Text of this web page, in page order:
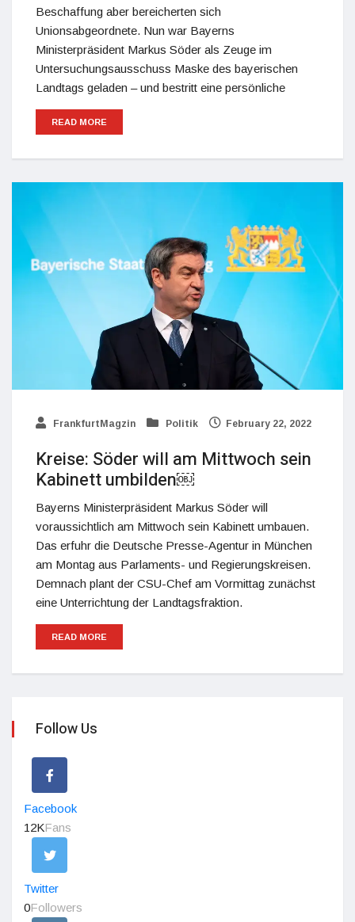
Beschaffung aber bereicherten sich
Unionsabgeordnete. Nun war Bayerns
Ministerpräsident Markus Söder als Zeuge im
Untersuchungsausschuss Maske des bayerischen
Landtags geladen – und bestritt eine persönliche
READ MORE
FrankfurtMagzin Politik February 22, 2022
Kreise: Söder will am Mittwoch sein
Kabinett umbilden￼
Bayerns Ministerpräsident Markus Söder will
voraussichtlich am Mittwoch sein Kabinett umbauen.
Das erfuhr die Deutsche Presse-Agentur in München
am Montag aus Parlaments- und Regierungskreisen.
Demnach plant der CSU-Chef am Vormittag zunächst
eine Unterrichtung der Landtagsfraktion.
READ MORE
Follow Us
Facebook
12KFans
Twitter
0Followers